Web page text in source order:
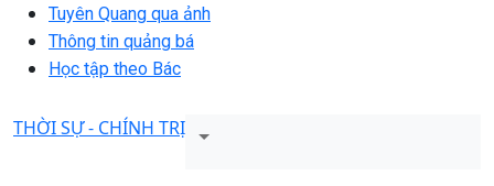
Tuyên Quang qua ảnh
Thông tin quảng bá
Học tập theo Bác
THỜI SỰ - CHÍNH TRỊ